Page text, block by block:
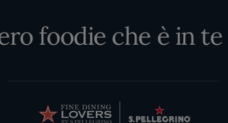
foodie che è in te